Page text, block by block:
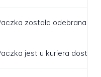
została odebrana i
jest u kuriera